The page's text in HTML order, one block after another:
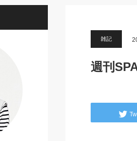
雑記
週刊